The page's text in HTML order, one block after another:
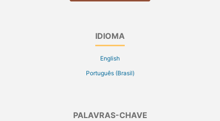
IDIOMA
English
Português (Brasil)
PALAVRAS-CHAVE